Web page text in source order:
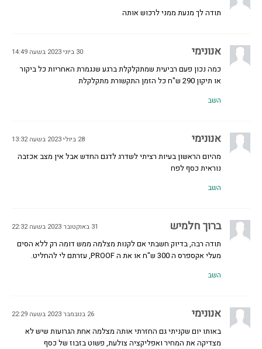
תודה לך מנעת ממני לרכוש אותה
אנונימי 30 ביוני 2023 בשעה 14:49
כמה נכון פעם רביעית שמתקלקלת ברגע שנגמרת האחריות כל ביקור
או תיקון 290 ש"ח כל הזמן התקשורת מתקלקלת
השב
אנונימי 28 ביולי 2023 בשעה 13:32
מהיום הראשון בעיות רציתי לשדרג לדגם החדש אבל אין מצב אכזבה
נוראית כסף לפח
השב
ברוך חלמיש 31 באוקטובר 2023 בשעה 22:32
תודה רבה, בדיוק חשבתי אם לקנות מצלמה ממש דומה רק ללא הסים
מעלי אקספרס ה 300 ש"ח או את ה PROOF, עזרתם לי להחליט.
השב
אנונימי 26 בנובמבר 2023 בשעה 22:29
באותו יום שקניתי גם החזרתי אותה מצלמה אחת הגרועות שיש לא
מצדיקה את המחיר ואפליקציה צולעת, פשוט בזבוז של כסף